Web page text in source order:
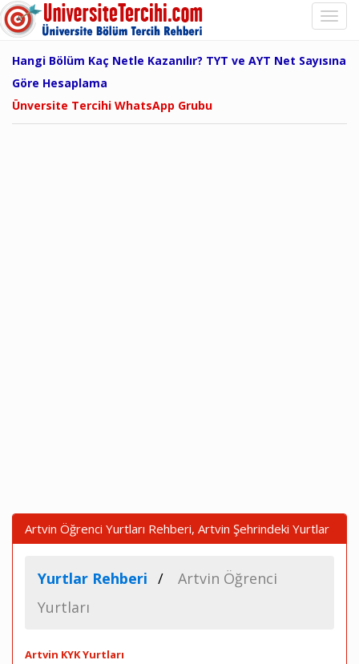
Hangi Bölüm Kaç Netle Kazanılır? TYT ve AYT Net Sayısına
Göre Hesaplama
Ünversite Tercihi WhatsApp Grubu
Artvin Öğrenci Yurtları Rehberi, Artvin Şehrindeki Yurtlar
Yurtlar Rehberi
Artvin Öğrenci
Yurtları
Artvin KYK Yurtları